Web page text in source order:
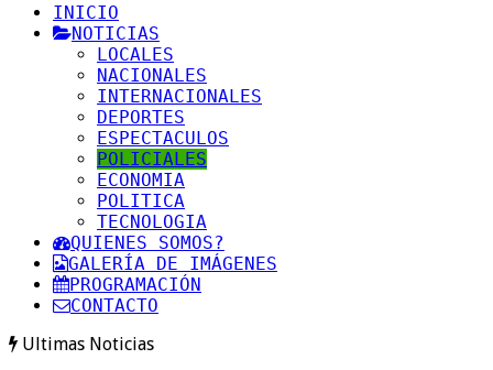
INICIO
NOTICIAS
LOCALES
NACIONALES
INTERNACIONALES
DEPORTES
ESPECTACULOS
POLICIALES
ECONOMIA
POLITICA
TECNOLOGIA
QUIENES SOMOS?
GALERÍA DE IMÁGENES
PROGRAMACIÓN
CONTACTO
Ultimas Noticias